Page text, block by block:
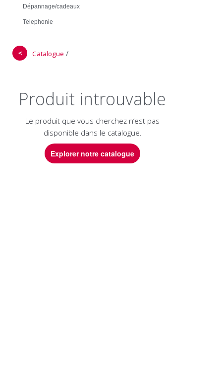
Dépannage/cadeaux
Telephonie
＜ Catalogue /
Produit introuvable
Le produit que vous cherchez n’est pas
disponible dans le catalogue.
Explorer notre catalogue